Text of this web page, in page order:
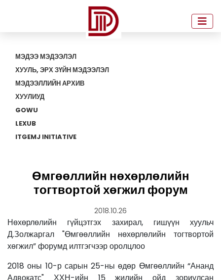
МЭДЭЭ МЭДЭЭЛЭЛ
ХУУЛЬ, ЭРХ ЗҮЙН МЭДЭЭЛЭЛ
МЭДЭЭЛЛИЙН АРХИВ
ХУУЛИУД
GOWU
LEXUB
ITGEMJ INITIATIVE
Өмгөөллийн нөхөрлөлийн
тогтвортой хөгжил форум
2018.10.26
Нөхөрлөлийн гүйцэтгэх захирал, гишүүн хуульч
Д.Золжаргал "Өмгөөллийн нөхөрлөлийн тогтвортой
хөгжил” форумд илтгэгчээр оролцлоо
2018 оны 10-р сарын 25-ны өдөр Өмгөөллийн “Ананд